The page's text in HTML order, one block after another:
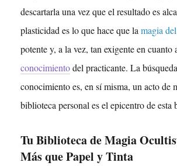
descartarla una vez que el resultado es
plasticidad es lo que hace que la magia
potente y, a la vez, tan exigente en cuanto
conocimientodel practicante. La
conocimiento es, en sí misma, un acto de
biblioteca personal es el epicentro de esta
Tu Biblioteca de Magia
Más que Papel y Tinta